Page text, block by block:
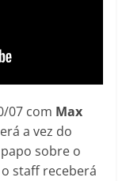
07 com Max
a vez do
sobre o
staff receberá